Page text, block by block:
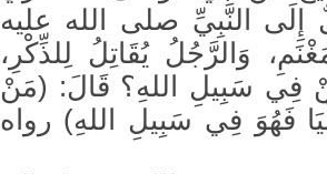
النَّبِيِّ صلى الله عليه
وَالرَّجُلُ يُقَاتِلُ لِلذِّكْرِ،
فِي سَبِيلِ اللهِ؟ قَالَ: (مَنْ
فَهُوَ فِي سَبِيلِ اللهِ) رواه